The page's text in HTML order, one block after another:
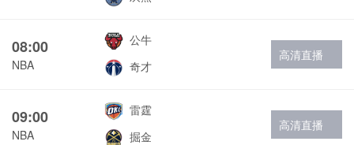
08:00
NBA
公牛
奇才
高清直播
09:00
NBA
雷霆
掘金
高清直播